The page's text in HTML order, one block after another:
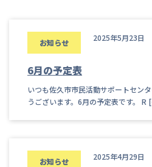
お知らせ 2025年5月23日
6月の予定表
いつも佐久市市民活動サポートセン
うございます。6月の予定表です。 R
お知らせ 2025年4月29日